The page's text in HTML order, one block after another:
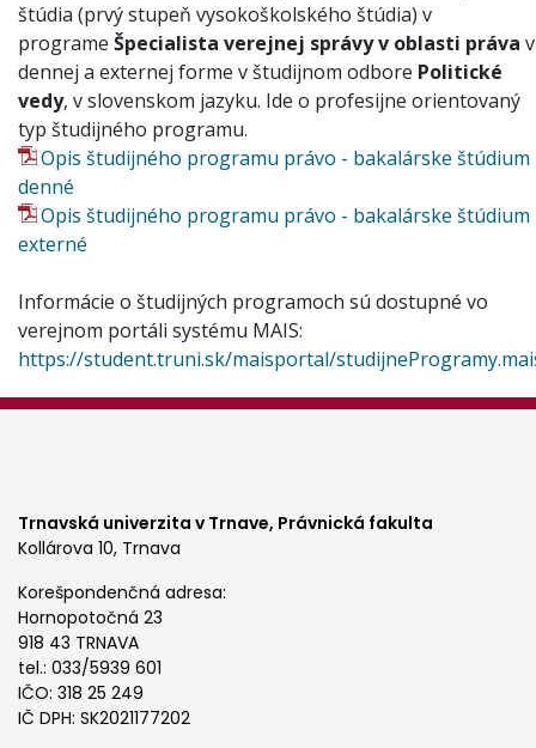
štúdia (prvý stupeň vysokoškolského štúdia) v
programe Špecialista verejnej správy v oblasti práva v
dennej a externej forme v študijnom odbore Politické
vedy, v slovenskom jazyku. Ide o profesijne orientovaný
typ študijného programu.
Opis študijného programu právo - bakalárske štúdium
denné
Opis študijného programu právo - bakalárske štúdium
externé
Informácie o študijných programoch sú dostupné vo
verejnom portáli systému MAIS:
https://student.truni.sk/maisportal/
Trnavská univerzita v Trnave, Právnická fakulta
Kollárova 10, Trnava
Korešpondenčná adresa:
Hornopotočná 23
918 43 TRNAVA
tel.: 033/5939 601
IČO: 318 25 249
IČ DPH: SK2021177202